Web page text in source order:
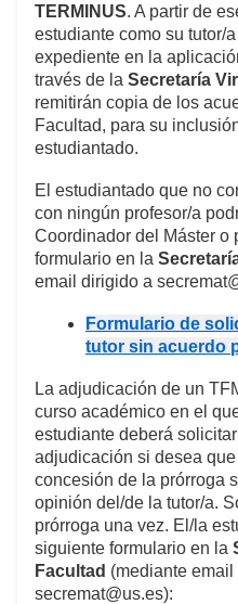
TERMINUS. A partir de
estudiante como su tutor/
expediente en la
través de la Secretaría
remitirán copia de los
Facultad, para su
estudiantado.
El estudiantado que no
con ningún profesor/a
Coordinador del Máster o
formulario en la
email dirigido a
Formulario de
tutor sin acuerdo
La adjudicación de un
curso académico en el
estudiante deberá
adjudicación si desea
concesión de la prórroga
opinión del/de la tutor/a.
prórroga una vez. El/la
siguiente formulario en la
Facultad (mediante
secremat@us.es):